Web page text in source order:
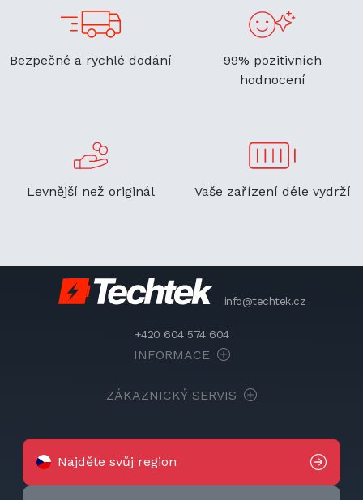
Bezpečné a rychlé dodání
99% pozitivních
hodnocení
Levnější než originál Vaše zařízení déle vydrží
info@techtek.cz
+420 604 574 604
INFORMACE
ZÁKAZNICKÝ SERVIS
Najděte svůj region